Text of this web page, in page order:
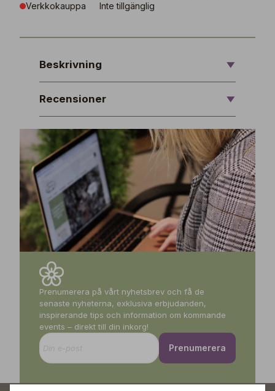
Verkkokauppa Inte tillgänglig
Beskrivning
Recensioner
Prenumerera på vårt nyhetsbrev och få de
senaste nyheterna, exklusiva erbjudanden,
inspirerande tips och information om kommande
events – direkt till din inkorg!
Prenumerera